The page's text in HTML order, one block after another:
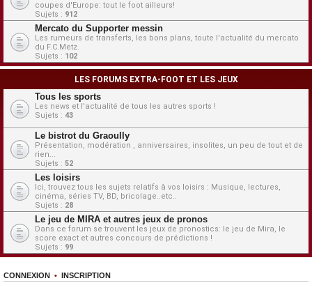
coupes d'Europe: tout le foot ailleurs!
Sujets : 912
Mercato du Supporter messin
Les rumeurs de transferts, les bons plans, toute l'actualité du mercato
du F.C.Metz.
Sujets : 102
LES FORUMS EXTRA-FOOT ET LES JEUX
Tous les sports
Les news et l'actualité de tous les autres sports !
Sujets : 43
Le bistrot du Graoully
Présentation, modération , anniversaires, insolites, un peu de tout et de
rien...
Sujets : 52
Les loisirs
Ici, trouvez tous les sujets relatifs à vos loisirs : Musique, lectures,
cinéma, séries TV, BD, bricolage..etc..
Sujets : 28
Le jeu de MIRA et autres jeux de pronos
Dans ce forum se trouvent les jeux de pronostics: le jeu de Mira, le
score exact et autres concours de prédictions !
Sujets : 99
CONNEXION • INSCRIPTION